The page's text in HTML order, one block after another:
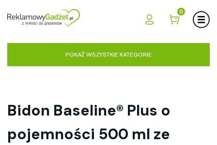
0
POKAŻ WSZYSTKIE KATEGORIE
Bidon Baseline® Plus o
pojemności 500 ml ze